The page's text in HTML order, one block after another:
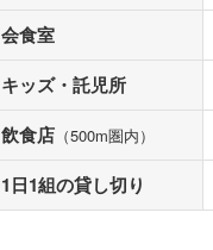
会食室
キッズ・託児所
飲食店 （500m圏内）
1日1組の貸し切り